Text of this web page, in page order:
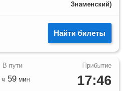
Знаменский)
Найти билеты
17:46
ч 59 мин